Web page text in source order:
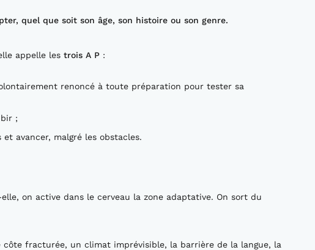
quel que soit son âge, son histoire ou son genre.
appelle les trois A P :
renoncé à toute préparation pour tester sa
;
avancer, malgré les obstacles.
on active dans le cerveau la zone adaptative. On sort du
côte fracturée, un climat imprévisible, la barrière de la langue, la